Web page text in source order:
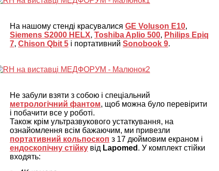
На нашому стенді красувалися GE Voluson E10,
Siemens S2000 HELX, Toshiba Aplio 500, Philips Epiq
7, Chison Qbit 5 і портативний Sonobook 9.
Не забули взяти з собою і спеціальний
метрологічний фантом, щоб можна було перевірити
і побачити все у роботі.
Також крім ультразвукового устаткування, на
ознайомлення всім бажаючим, ми привезли
портативний кольпоскоп з 17 дюймовим екраном і
ендоскопічну стійку від Lapomed . У комплект стійки
входять: